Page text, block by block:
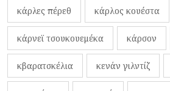
κάρλες πέρεθ κάρλος κουέστα
κάρνεϊ τσουκουεμέκα κάρσον
κβαρατσκέλια κενάν γιλντίζ